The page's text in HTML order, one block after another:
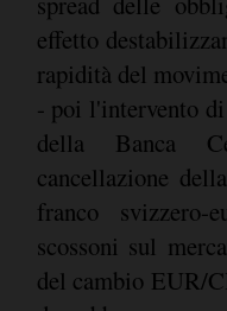
effetto
rapidità del
- poi l'intervento
della Banca
cancellazione
franco svizzero-
scossoni sul
del cambio EUR/